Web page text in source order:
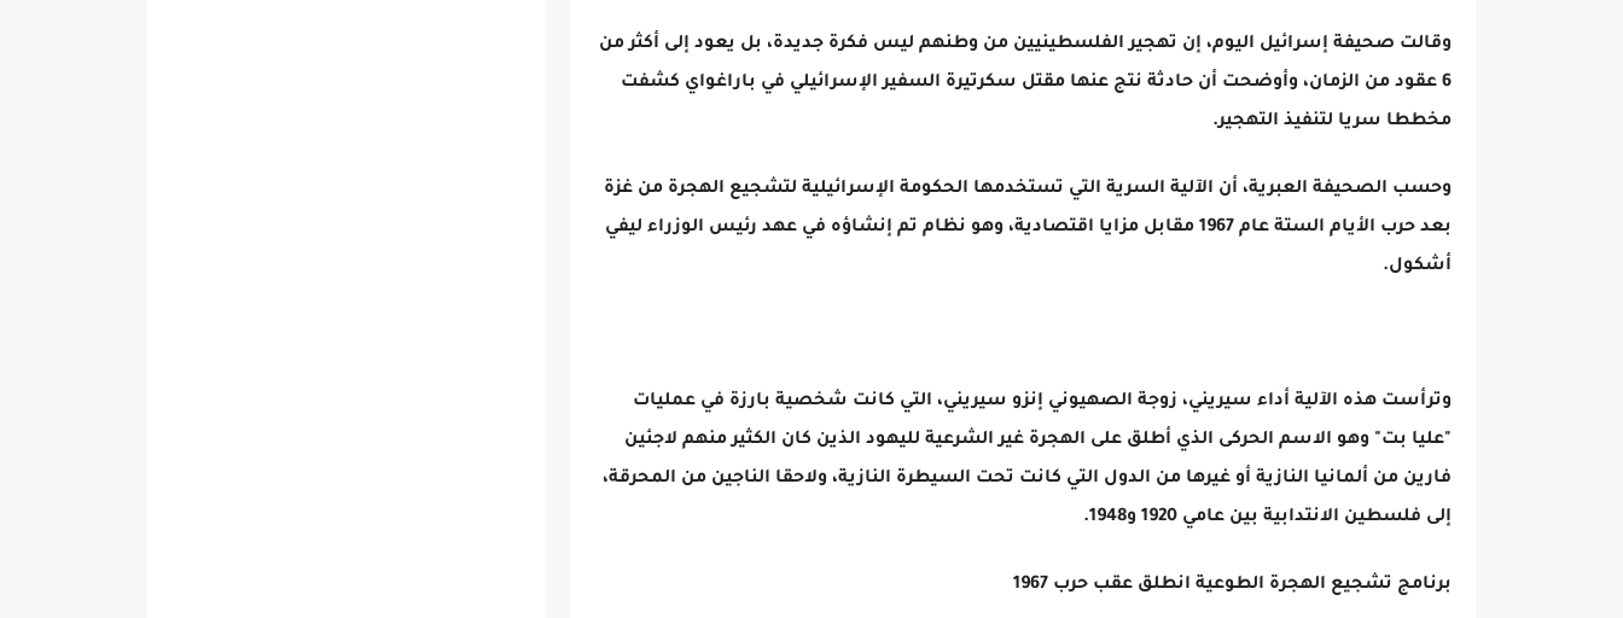
وقالت صحيفة إسرائيل اليوم، إن تهجير الفلسطينيين من وطنهم ليس فكرة جديدة، بل يعود إلى أكثر من
6 عقود من الزمان، وأوضحت أن حادثة نتج عنها مقتل سكرتيرة السفير الإسرائيلي في باراغواي كشفت
مخططا سريا لتنفيذ التهجير.
وحسب الصحيفة العبرية، أن الآلية السرية التي تستخدمها الحكومة الإسرائيلية لتشجيع الهجرة من غزة
بعد حرب الأيام الستة عام 1967 مقابل مزايا اقتصادية، وهو نظام تم إنشاؤه في عهد رئيس الوزراء ليفي
أشكول.
وترأست هذه الآلية أداء سيريني، زوجة الصهيوني إنزو سيريني، التي كانت شخصية بارزة في عمليات
"عليا بت" وهو الاسم الحركى الذي أطلق على الهجرة غير الشرعية لليهود الذين كان الكثير منهم لاجئين
فارين من ألمانيا النازية أو غيرها من الدول التي كانت تحت السيطرة النازية، ولاحقا الناجين من المحرقة،
إلى فلسطين الانتدابية بين عامي 1920 و1948.
برنامج تشجيع الهجرة الطوعية انطلق عقب حرب 1967